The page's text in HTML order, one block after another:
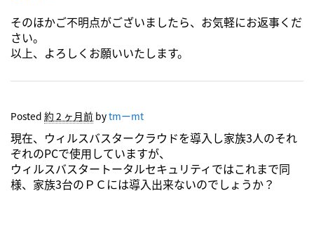
そのほかご不明点がございましたら、お気軽にお返事くだ
さい。
以上、よろしくお願いいたします。
Posted 約 2 ヶ月前 bytmーmt
現在、ウィルスバスタークラウドを導入し家族3人のそれ
ぞれのPCで使用していますが、
ウィルスバスタートータルセキュリティではこれまで同
様、家族3台のＰＣには導入出来ないのでしょうか？